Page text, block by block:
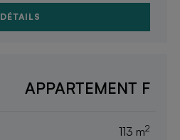
DÉTAILS
APPARTEMENT F
113 m2